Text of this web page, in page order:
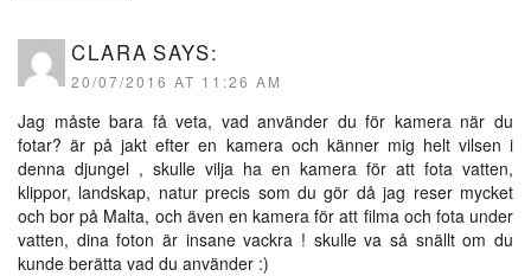
CLARA SAYS:
20/07/2016 AT 11:26 AM
Jag måste bara få veta, vad använder du för kamera när du
fotar? är på jakt efter en kamera och känner mig helt vilsen i
denna djungel , skulle vilja ha en kamera för att fota vatten,
klippor, landskap, natur precis som du gör då jag reser mycket
och bor på Malta, och även en kamera för att filma och fota under
vatten, dina foton är insane vackra ! skulle va så snällt om du
kunde berätta vad du använder :)